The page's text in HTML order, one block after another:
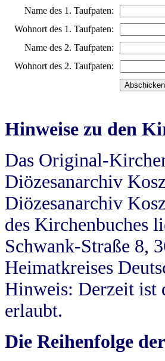
Name des 1. Taufpaten:
Wohnort des 1. Taufpaten:
Name des 2. Taufpaten:
Wohnort des 2. Taufpaten:
Hinweise zu den
Das Original-
Diözesanarchiv
Diözesanarchiv
des Kirchenbuches
Schwank-Straße 8,
Heimatkreises
Hinweis: Derzeit ist
erlaubt.
Die Reihenfolge